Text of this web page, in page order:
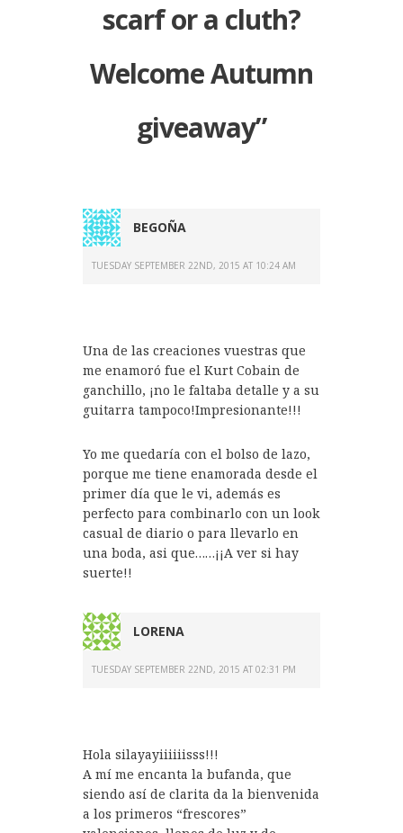
scarf or a cluth?
Welcome Autumn
giveaway”
BEGOÑA
TUESDAY SEPTEMBER 22ND, 2015 AT 10:24 AM
Una de las creaciones vuestras que
me enamoró fue el Kurt Cobain de
ganchillo, ¡no le faltaba detalle y a su
guitarra tampoco!Impresionante!!!
Yo me quedaría con el bolso de lazo,
porque me tiene enamorada desde el
primer día que le vi, además es
perfecto para combinarlo con un look
casual de diario o para llevarlo en
una boda, asi que……¡¡A ver si hay
suerte!!
LORENA
TUESDAY SEPTEMBER 22ND, 2015 AT 02:31 PM
Hola silayayiiiiiisss!!!
A mí me encanta la bufanda, que
siendo así de clarita da la bienvenida
a los primeros “frescores”